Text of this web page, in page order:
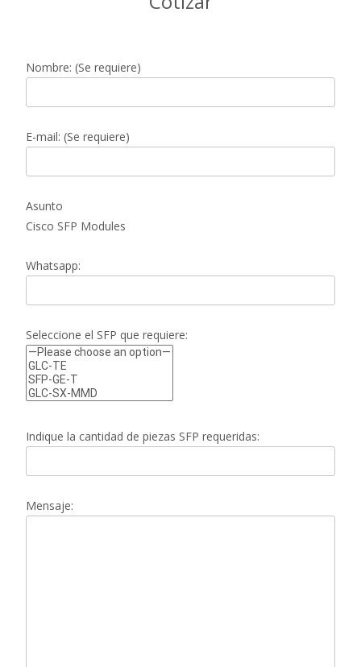
Nombre: (Se requiere)
E-mail: (Se requiere)
Asunto
Cisco SFP Modules
Whatsapp:
Seleccione el SFP que requiere:
Indique la cantidad de piezas SFP requeridas:
Mensaje: